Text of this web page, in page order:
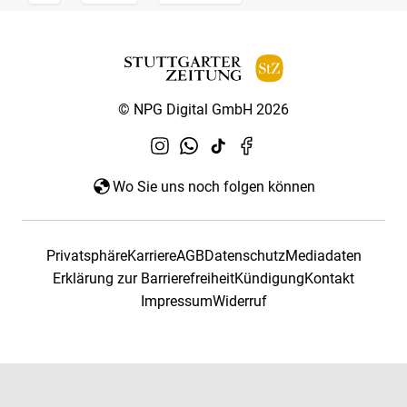
© NPG Digital GmbH 2026
Wo Sie uns noch folgen können
PrivatsphäreKarriereAGBDatenschutzMediadaten
Erklärung zur BarrierefreiheitKündigungKontakt
ImpressumWiderruf